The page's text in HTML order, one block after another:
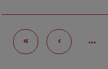
« ‹ …